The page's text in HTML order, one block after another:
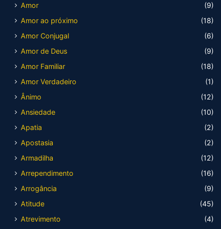
Amor
(9)
Amor ao próximo
(18)
Amor Conjugal
(6)
Amor de Deus
(9)
Amor Familiar
(18)
Amor Verdadeiro
(1)
Ânimo
(12)
Ansiedade
(10)
Apatia
(2)
Apostasia
(2)
Armadilha
(12)
Arrependimento
(16)
Arrogância
(9)
Atitude
(45)
Atrevimento
(4)